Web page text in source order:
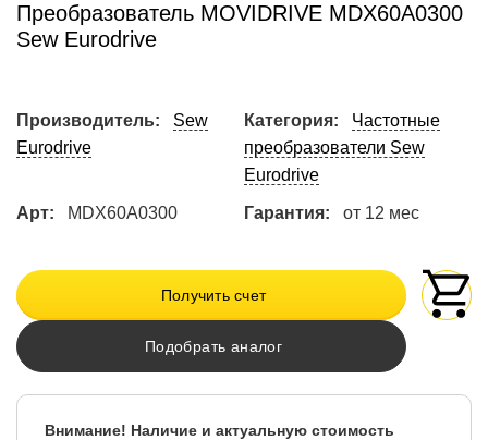
Преобразователь MOVIDRIVE MDX60A0300
Sew Eurodrive
Производитель:
Sew
Eurodrive
Категория:
Частотные
преобразователи Sew
Eurodrive
Арт: MDX60A0300 Гарантия: от 12 мес
Получить счет
Подобрать аналог
Внимание! Наличие и актуальную стоимость